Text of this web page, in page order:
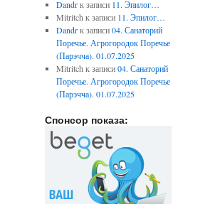
Dandrк записи 11. Эпилог…
Mitritch к записи 11. Эпилог…
Dandrк записи04. Санаторий
Поречье. Агрогородок Поречье
(Парэчча). 01.07.2025
Mitritch к записи04. Санаторий
Поречье. Агрогородок Поречье
(Парэчча). 01.07.2025
Спонсор показа: